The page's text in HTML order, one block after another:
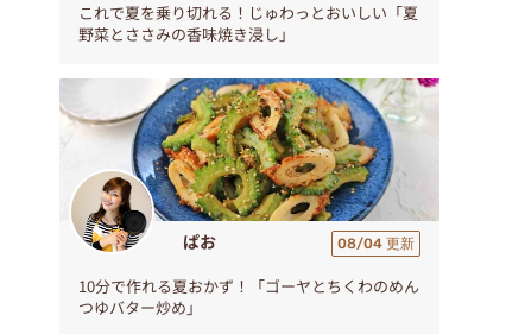
これで夏を乗り切れる！じゅわっとおいしい「夏
野菜とささみの香味焼き浸し」
ぱお 08/04 更新
10分で作れる夏おかず！「ゴーヤとちくわのめん
つゆバター炒め」